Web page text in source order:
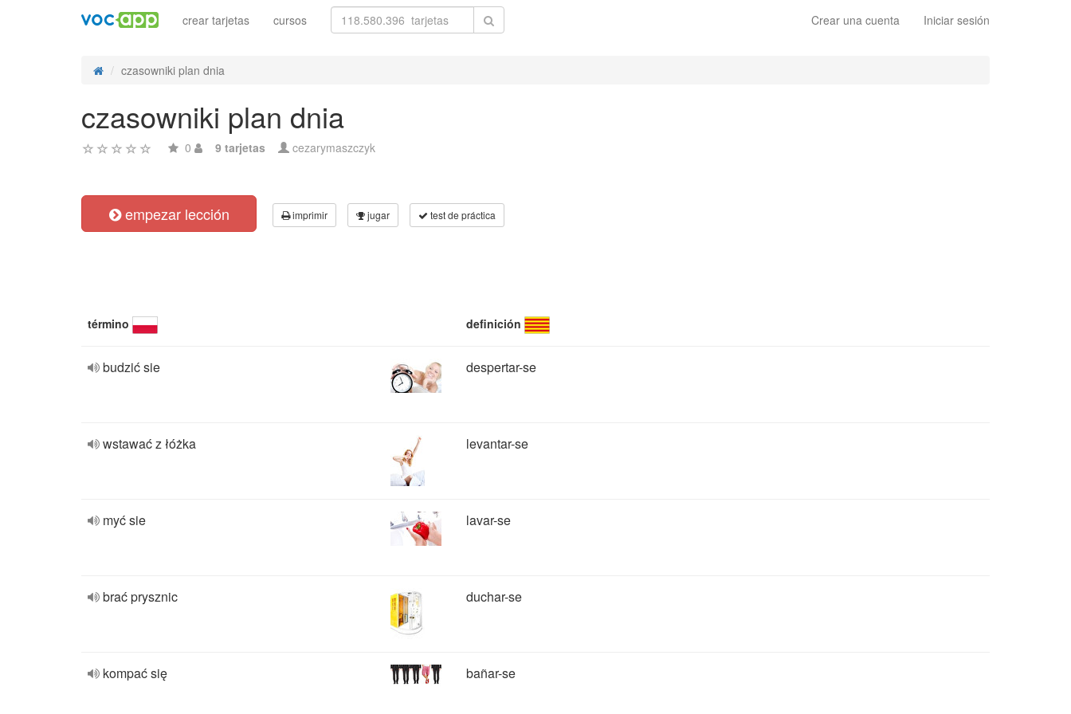
Crear una cuenta Iniciar sesión
crear tarjetas cursos
czasowniki plan dnia
czasowniki plan dnia
0 9 tarjetas cezarymaszczyk
empezar lección imprimir jugar test de práctica
término definición
budzić sie despertar-se
wstawać z łóżka levantar-se
myć sie lavar-se
brać prysznic duchar-se
kompać się bañar-se